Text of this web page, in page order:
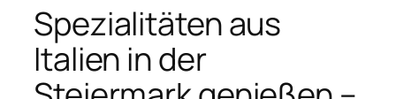
Spezialitäten aus
Italien in der